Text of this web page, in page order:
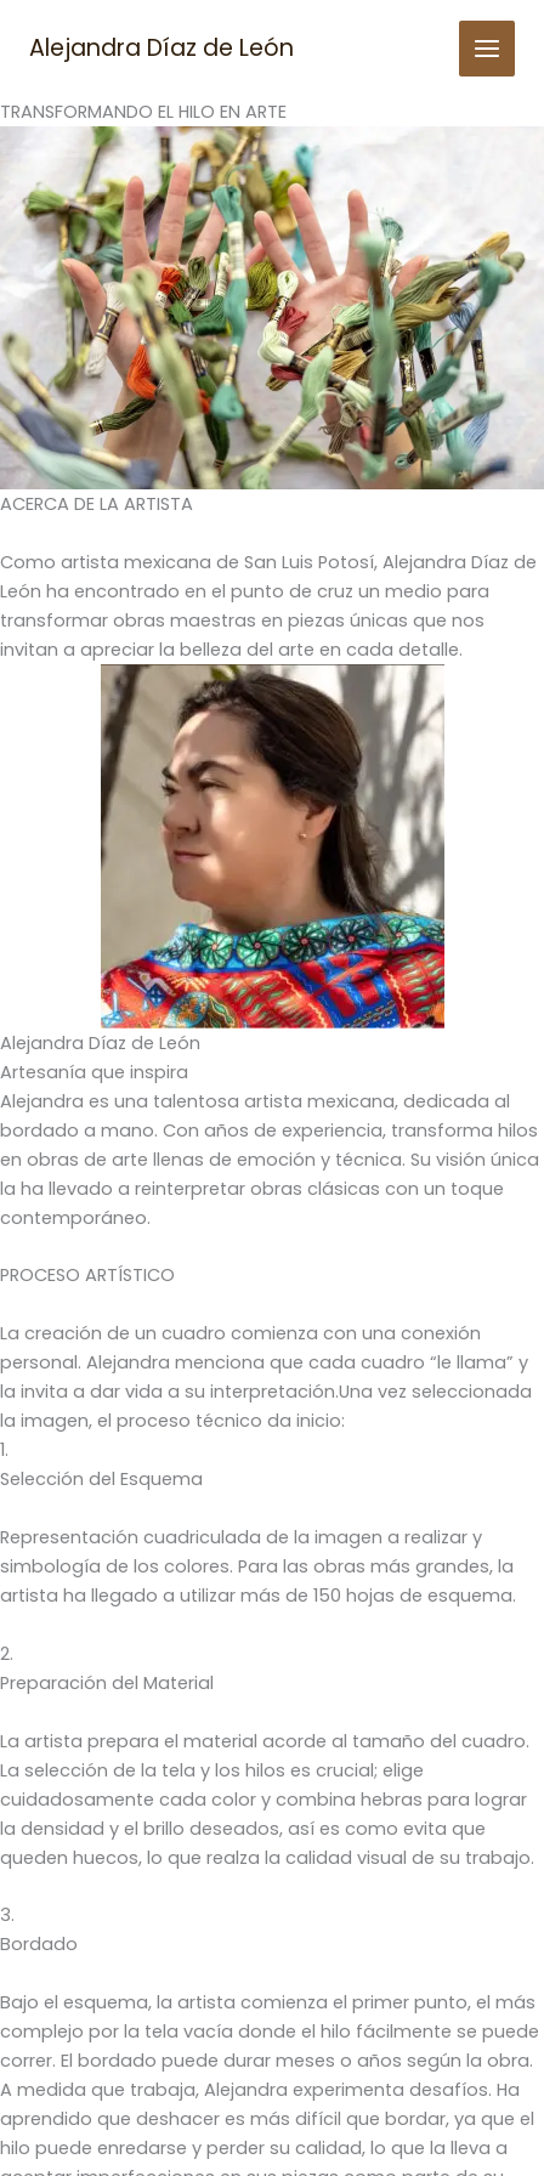
Alejandra Díaz de León
TRANSFORMANDO EL HILO EN ARTE
ACERCA DE LA ARTISTA
Como artista mexicana de San Luis Potosí, Alejandra Díaz de
León ha encontrado en el punto de cruz un medio para
transformar obras maestras en piezas únicas que nos
invitan a apreciar la belleza del arte en cada detalle.
Alejandra Díaz de León
Artesanía que inspira
Alejandra es una talentosa artista mexicana, dedicada al
bordado a mano. Con años de experiencia, transforma hilos
en obras de arte llenas de emoción y técnica. Su visión única
la ha llevado a reinterpretar obras clásicas con un toque
contemporáneo.
PROCESO ARTÍSTICO
La creación de un cuadro comienza con una conexión
personal. Alejandra menciona que cada cuadro “le llama” y
la invita a dar vida a su interpretación.Una vez seleccionada
la imagen, el proceso técnico da inicio:
1.
Selección del Esquema
Representación cuadriculada de la imagen a realizar y
simbología de los colores. Para las obras más grandes, la
artista ha llegado a utilizar más de 150 hojas de esquema.
2.
Preparación del Material
La artista prepara el material acorde al tamaño del cuadro.
La selección de la tela y los hilos es crucial; elige
cuidadosamente cada color y combina hebras para lograr
la densidad y el brillo deseados, así es como evita que
queden huecos, lo que realza la calidad visual de su trabajo.
3.
Bordado
Bajo el esquema, la artista comienza el primer punto, el más
complejo por la tela vacía donde el hilo fácilmente se puede
correr. El bordado puede durar meses o años según la obra.
A medida que trabaja, Alejandra experimenta desafíos. Ha
aprendido que deshacer es más difícil que bordar, ya que el
hilo puede enredarse y perder su calidad, lo que la lleva a